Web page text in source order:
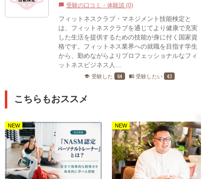
chat_bubble 受験の口コミ・体験談 (0)
フィットネスクラブ・マネジメント技能検定と
は、フィットネスクラブを通じてより健康で充実
した生活を提供するための技能が身に付く国家資
格です。フィットネス業界への就職を目指す学生
から、勤めながらよりプロフェッショナルなフィ
ットネスビジネス人...
school 受験した 64 menu_book 受験したい 43
こちらもおススメ
NEW NEW